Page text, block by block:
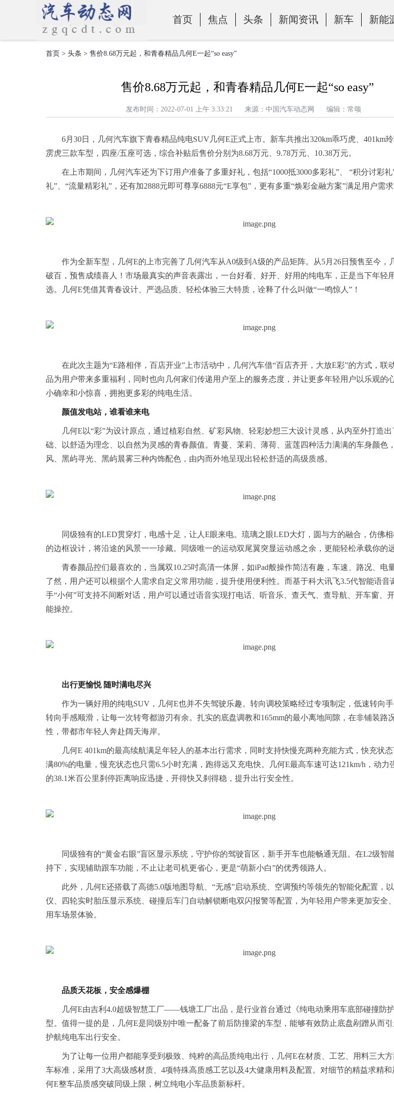
首页 焦点 头条 新闻资讯 新车 新能
零部件
首页 > 头条 > 售价8.68万元起，和青春精品几何E一起“so easy”
售价8.68万元起，和青春精品几何E一起“so easy”
发布时间：2022-07-01 上午 3:33:21 来源：中国汽车动态网 编辑：常颂
6月30日，几何汽车旗下青春精品纯电SUV几何E正式上市。新车共推出320km乖巧虎、401km
雳虎三款车型，四座/五座可选，综合补贴后售价分别为8.68万元、9.78万元、10.38万元。
在上市期间，几何汽车还为下订用户准备了多重好礼，包括“1000抵3000多彩礼”、 “积分讨彩
礼”、“流量精彩礼”，还有加2888元即可尊享6888元“E享包”，更有多重“焕彩金融方案”满足用户需求
作为全新车型，几何E的上市完善了几何汽车从A0级到A级的产品矩阵。从5月26日预售至今，
破百，预售成绩喜人！市场最真实的声音表露出，一台好看、好开、好用的纯电车，正是当下年轻
选。几何E凭借其青春设计、严选品质、轻松体验三大特质，诠释了什么叫做“一鸣惊人”！
在此次主题为“E路相伴，百店开业”上市活动中，几何汽车借“百店齐开，大放E彩”的方式，联
品为用户带来多重福利，同时也向几何家们传递用户至上的服务态度，并让更多年轻用户以乐观的
小确幸和小惊喜，拥抱更多彩的纯电生活。
颜值发电站，谁看谁来电
几何E以“彩”为设计原点，通过植彩自然、矿彩风物、轻彩妙想三大设计灵感，从内至外打造
础、以舒适为理念、以自然为灵感的青春颜值。青蔓、茉莉、薄荷、蓝莲四种活力满满的车身颜色
风、黑屿寻光、黑屿晨雾三种内饰配色，由内而外地呈现出轻松舒适的高级质感。
同级独有的LED贯穿灯，电感十足，让人E眼来电。琉璃之眼LED大灯，圆与方的融合，仿佛
的边框设计，将沿途的风景一一珍藏。同级唯一的运动双尾翼突显运动感之余，更能轻松承载你的远
青春颜品控们最喜欢的，当属双10.25吋高清一体屏，如iPad般操作简洁有趣，车速、路况、电
了然，用户还可以根据个人需求自定义常用功能，提升使用便利性。而基于科大讯飞3.5代智能语音
手“小何”可支持不间断对话，用户可以通过语音实现打电话、听音乐、查天气、查导航、开车窗、
能操控。
出行更愉悦 随时满电尽兴
作为一辆好用的纯电SUV，几何E也并不失驾驶乐趣。转向调校策略经过专项制定，低速转向
转向手感顺滑，让每一次转弯都游刃有余。扎实的底盘调教和165mm的最小离地间隙，在非铺装路
性，带都市年轻人奔赴阔天海岸。
几何E 401km的最高续航满足年轻人的基本出行需求，同时支持快慢充两种充能方式，快充状
满80%的电量，慢充状态也只需6.5小时充满，跑得远又充电快。几何E最高车速可达121km/h，动力
的38.1米百公里刹停距离响应迅捷，开得快又刹得稳，提升出行安全性。
同级独有的“黄金右眼”盲区显示系统，守护你的驾驶盲区，新手开车也能畅通无阻。在L2级智
持下，实现辅助跟车功能，不止让老司机更省心，更是“萌新小白”的优秀领路人。
此外，几何E还搭载了高德5.0版地图导航、“无感”启动系统、空调预约等领先的智能化配置，
仪、四轮实时胎压显示系统、碰撞后车门自动解锁断电双闪报警等配置，为年轻用户带来更加安全
用车场景体验。
品质天花板，安全感爆棚
几何E由吉利4.0超级智慧工厂——钱塘工厂出品，是行业首台通过《纯电动乘用车底部碰撞防
型。值得一提的是，几何E是同级别中唯一配备了前后防撞梁的车型，能够有效防止底盘剐蹭从而引
护航纯电车出行安全。
为了让每一位用户都能享受到极致、纯粹的高品质纯电出行，几何E在材质、工艺、用料三大
车标准，采用了3大高级感材质、4项特殊高质感工艺以及4大健康用料及配置。对细节的精益求精
何E整车品质感突破同级上限，树立纯电小车品质新标杆。